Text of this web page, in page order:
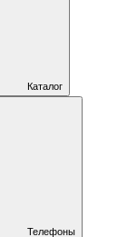
Каталог
Телефоны